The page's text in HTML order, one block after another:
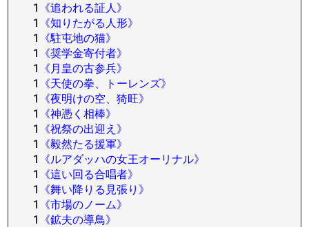
1
《追われる証人》
1
《知りたがる人形》
1
《駐屯地の猫》
1
《奨学金寄付者》
1
《月皇の古参兵》
1
《天使の拳、トーレンズ》
1
《夜明けの空、猗旺》
1
《神憑く相棒》
1
《祝祭の出迎え》
1
《毅然たる援軍》
1
《ルアダッハの女王オーリナル》
1
《這い回る合唱者》
1
《舞い降りる見張り》
1
《市場のノーム》
1
《鉱夫の導鳥》